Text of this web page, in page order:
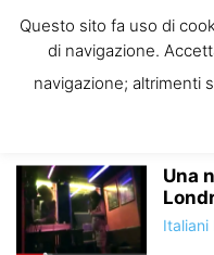
Il blog degli
Home Tags Locali
locali
Una
Italiani
Questo sito fa uso di
di navigazione.
navigazione; altrimenti